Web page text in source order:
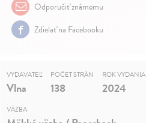
Odporučiť známemu
Zdielať na Facebooku
VYDAVATEĽ
Vlna
POČET STRÁN
138
ROK VYDANIA
2024
VÄZBA